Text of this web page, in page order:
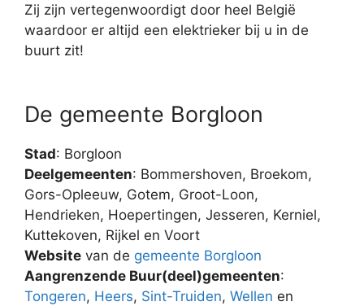
Zij zijn vertegenwoordigt door heel België
waardoor er altijd een elektrieker bij u in de
buurt zit!
De gemeente Borgloon
Stad: Borgloon
Deelgemeenten: Bommershoven, Broekom,
Gors-Opleeuw, Gotem, Groot-Loon,
Hendrieken, Hoepertingen, Jesseren, Kerniel,
Kuttekoven, Rijkel en Voort
Website van de gemeente Borgloon
Aangrenzende Buur(deel)gemeenten:
Tongeren, Heers, Sint-Truiden, Wellen en